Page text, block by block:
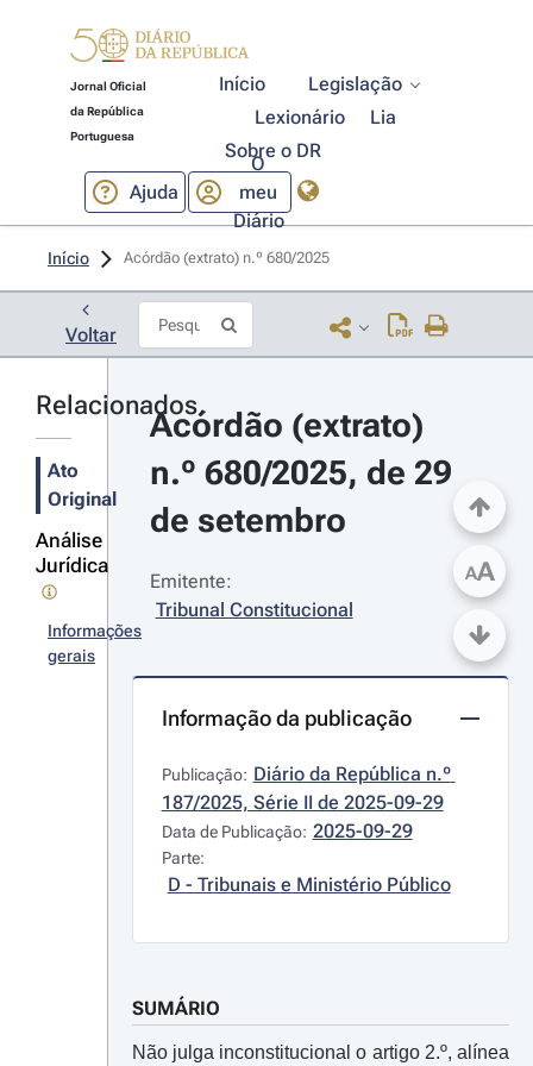
Jornal Oficial
da República
Portuguesa
Início
Legislação
Lexionário
Lia
Sobre o DR
Ajuda
O
meu
Diário
Início Acórdão (extrato) n.º 680/2025
Voltar
Relacionados
Ato
Original
Análise
Jurídica
Informações
gerais
Acórdão (extrato)
n.º 680/2025, de 29
de setembro
Emitente:
Tribunal Constitucional
Informação da publicação
Publicação: Diário da República n.º
187/2025, Série II de 2025-09-29
Data de Publicação: 2025-09-29
Parte:
D - Tribunais e Ministério Público
SUMÁRIO
Não julga inconstitucional o artigo 2.º, alínea
AA